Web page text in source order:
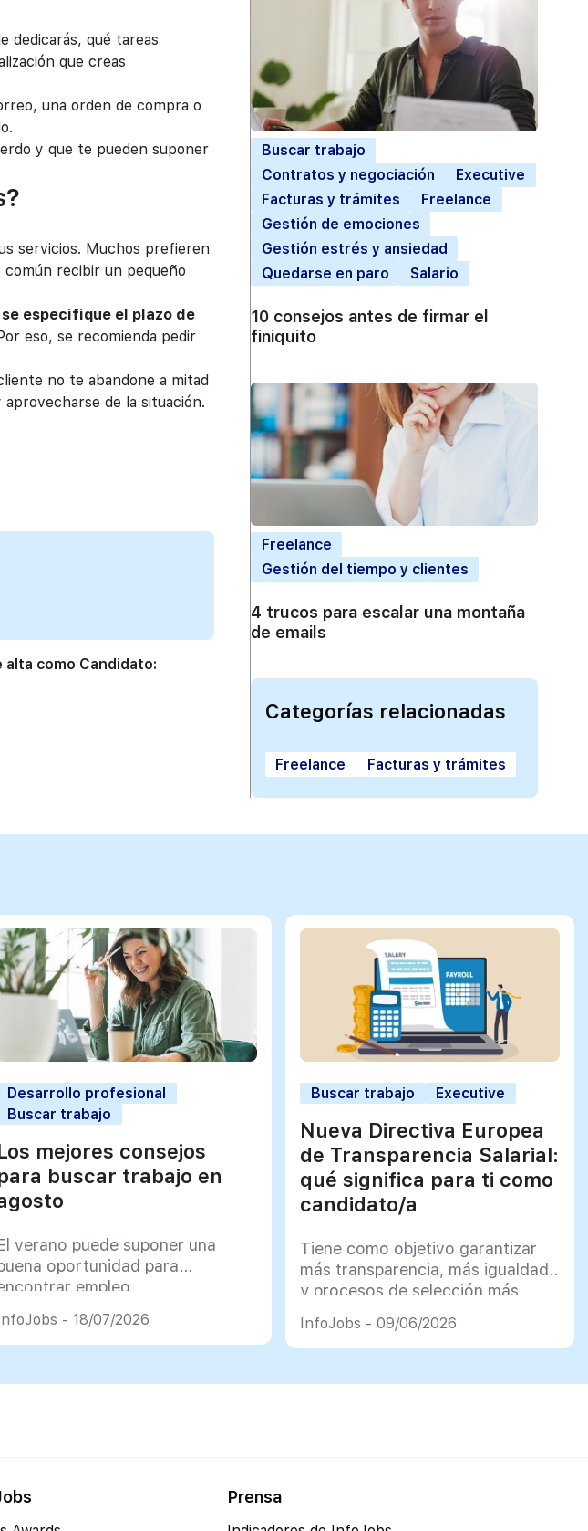
dedicarás, qué tareas
que creas
una orden de compra o
y que te pueden suponer
servicios. Muchos prefieren
común recibir un pequeño
especifique el plazo de
eso, se recomienda pedir
no te abandone a mitad
de la situación.
como Candidato:
Buscar trabajo
Contratos y negociación
Executive
Facturas y trámites
Freelance
Gestión de emociones
Gestión estrés y ansiedad
Quedarse en paro
Salario
10 consejos antes de firmar el
finiquito
Freelance
Gestión del tiempo y clientes
4 trucos para escalar una montaña
de emails
Categorías relacionadas
Freelance Facturas y trámites
Desarrollo profesional
Buscar trabajo
mejores consejos
buscar trabajo en
verano puede suponer una
oportunidad para
empleo
- 18/07/2026
Buscar trabajo Executive
Nueva Directiva Europea
de Transparencia Salarial:
qué significa para ti como
candidato/a
Tiene como objetivo garantizar
más transparencia, más igualdad
y procesos de selección más
InfoJobs - 09/06/2026
Prensa